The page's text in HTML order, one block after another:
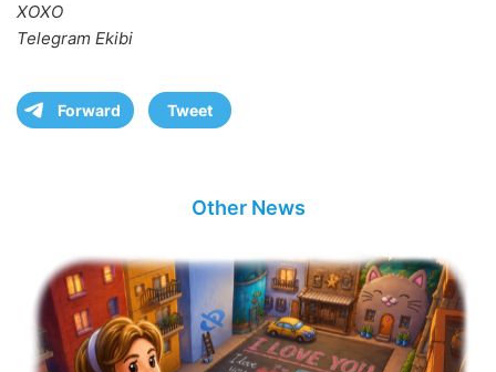
XOXO
Telegram Ekibi
Forward Tweet
Other News